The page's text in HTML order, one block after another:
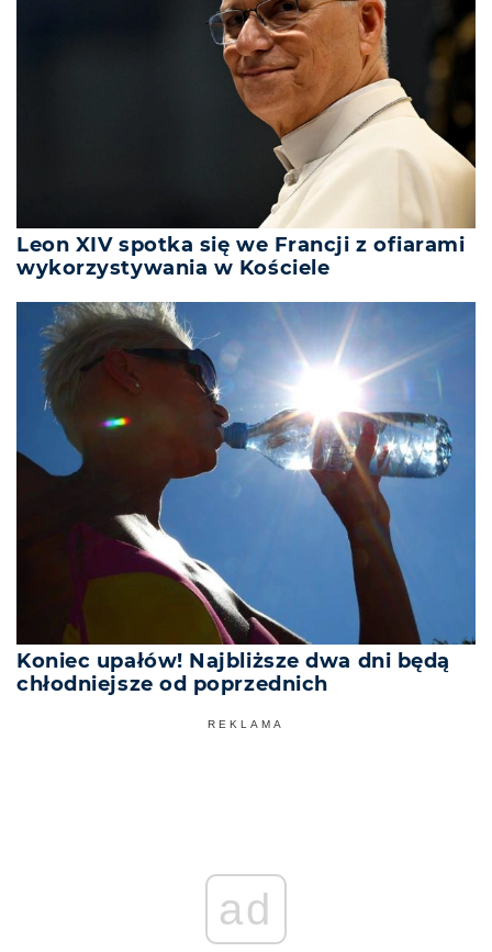
Leon XIV spotka się we Francji z ofiarami
wykorzystywania w Kościele
Koniec upałów! Najbliższe dwa dni będą
chłodniejsze od poprzednich
REKLAMA
ad